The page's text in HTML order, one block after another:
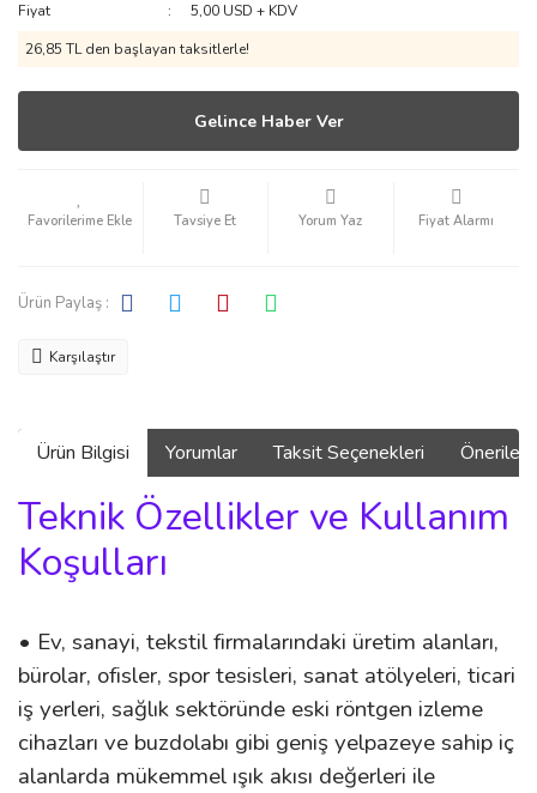
Fiyat
5,00 USD + KDV
26,85 TL den başlayan taksitlerle!
Gelince Haber Ver
Tavsiye Et Yorum Yaz Fiyat Alarmı
Ürün Paylaş :
Karşılaştır
Ürün Bilgisi Yorumlar Taksit Seçenekleri
Teknik Özellikler ve Kullanım
Koşulları
• Ev, sanayi, tekstil firmalarındaki üretim alanları,
bürolar, ofisler, spor tesisleri, sanat atölyeleri, ticari
iş yerleri, sağlık sektöründe eski röntgen izleme
cihazları ve buzdolabı gibi geniş yelpazeye sahip iç
alanlarda mükemmel ışık akısı değerleri ile